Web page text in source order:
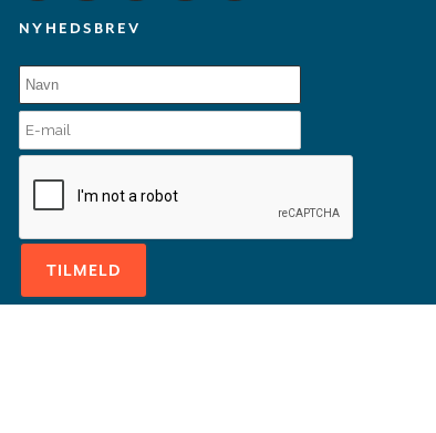
NYHEDSBREV